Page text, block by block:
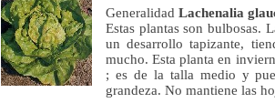
Generalidad Lachenalia
Estas plantas son bulbosas.
un desarrollo tapizante,
mucho. Esta planta en
; es de la talla medio y
grandeza. No mantiene las